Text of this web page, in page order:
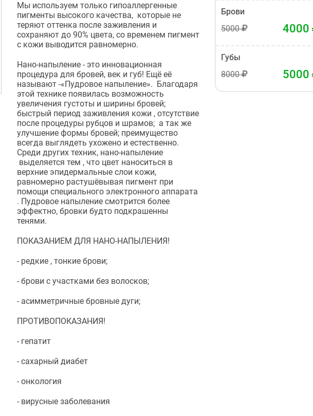
Мы используем только гипоаллергенные
пигменты высокого качества, которые не
теряют оттенка после заживления и
сохраняют до 90% цвета, со временем пигмент
с кожи выводится равномерно.
Нано-напыление - это инновационная
процедура для бровей, век и губ! Ещё её
называют -«Пудровое напыление». Благодаря
этой технике появилась возможность
увеличения густоты и ширины бровей;
быстрый период заживления кожи , отсутствие
после процедуры рубцов и шрамов; а так же
улучшение формы бровей; преимущество
всегда выглядеть ухожено и естественно.
Среди других техник, нано-напыление
выделяется тем , что цвет наноситься в
верхние эпидермальные слои кожи,
равномерно растушёвывая пигмент при
помощи специального электронного аппарата
. Пудровое напыление смотрится более
эффектно, бровки будто подкрашенны
тенями.
ПОКАЗАНИЕМ ДЛЯ НАНО-НАПЫЛЕНИЯ!
- редкие , тонкие брови;
- брови с участками без волосков;
- асимметричные бровные дуги;
ПРОТИВОПОКАЗАНИЯ!
- гепатит
- сахарный диабет
- онкология
- вирусные заболевания
Брови
5000
4000
Губы
8000
5000